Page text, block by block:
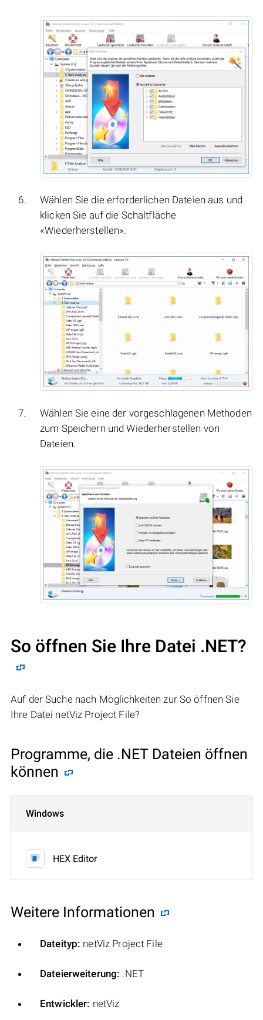
Wählen Sie die erforderlichen Dateien aus und
klicken Sie auf die Schaltfläche
«Wiederherstellen».
Wählen Sie eine der vorgeschlagenen Methoden
zum Speichern und Wiederherstellen von
Dateien.
So öffnen Sie Ihre Datei .NET?
Auf der Suche nach Möglichkeiten zur So öffnen Sie
Ihre Datei netViz Project File?
Programme, die .NET Dateien öffnen
können
Windows
HEX Editor
Weitere Informationen
Dateityp: netViz Project File
Dateierweiterung: .NET
Entwickler: netViz